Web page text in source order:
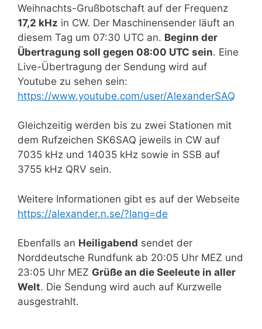
Weihnachts-Grußbotschaft auf der Frequenz
17,2 kHz in CW. Der Maschinensender läuft an
diesem Tag um 07:30 UTC an. Beginn der
Übertragung soll gegen 08:00 UTC sein. Eine
Live-Übertragung der Sendung wird auf
Youtube zu sehen sein:
https://www.youtube.com/user/AlexanderSAQ
Gleichzeitig werden bis zu zwei Stationen mit
dem Rufzeichen SK6SAQ jeweils in CW auf
7035 kHz und 14035 kHz sowie in SSB auf
3755 kHz QRV sein.
Weitere Informationen gibt es auf der Webseite
https://alexander.n.se/?lang=de
Ebenfalls an Heiligabend sendet der
Norddeutsche Rundfunk ab 20:05 Uhr MEZ und
23:05 Uhr MEZ Grüße an die Seeleute in aller
Welt. Die Sendung wird auch auf Kurzwelle
ausgestrahlt.